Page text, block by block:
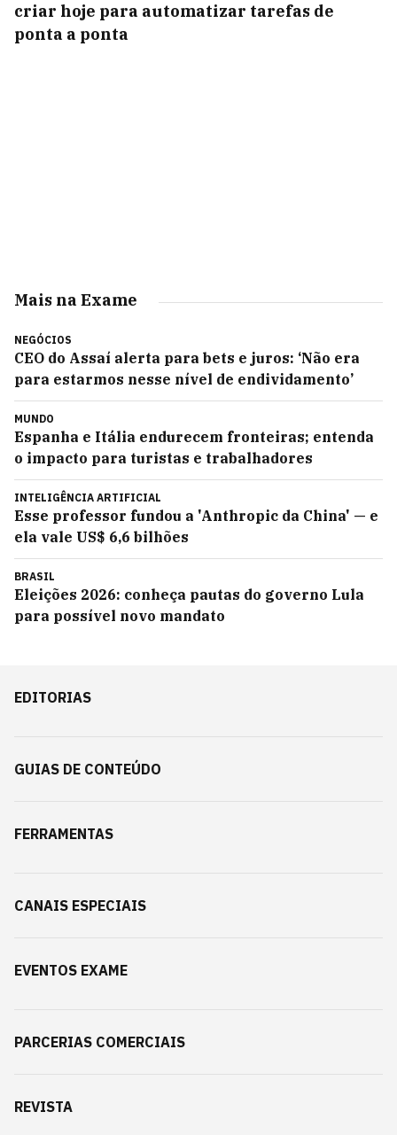
criar hoje para automatizar tarefas de
ponta a ponta
Mais na Exame
NEGÓCIOS
CEO do Assaí alerta para bets e juros: ‘Não era
para estarmos nesse nível de endividamento’
MUNDO
Espanha e Itália endurecem fronteiras; entenda
o impacto para turistas e trabalhadores
INTELIGÊNCIA ARTIFICIAL
Esse professor fundou a 'Anthropic da China' — e
ela vale US$ 6,6 bilhões
BRASIL
Eleições 2026: conheça pautas do governo Lula
para possível novo mandato
EDITORIAS
GUIAS DE CONTEÚDO
FERRAMENTAS
CANAIS ESPECIAIS
EVENTOS EXAME
PARCERIAS COMERCIAIS
REVISTA